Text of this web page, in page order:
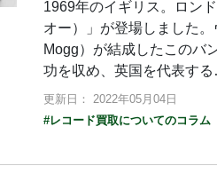
1969年のイギリス。ロン
オー）」が登場しました
Mogg）が結成したこのバ
功を収め、英国を代表す
更新日： 2022年05月04日
#レコード買取についてのコラム